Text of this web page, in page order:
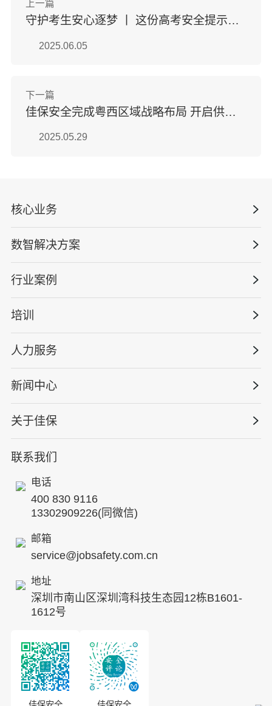
上一篇
守护考生安心逐梦 丨 这份高考安全提示请收好！
2025.06.05
下一篇
佳保安全完成粤西区域战略布局 开启供水安全管控新纪元
2025.05.29
联系我们
电话
400 830 9116
13302909226(同微信)
邮箱
service@jobsafety.com.cn
地址
深圳市南山区深圳湾科技生态园12栋B1601-
1612号
核心业务
数智安全科技
安全战略咨询
管理体系建设
安全技能提升
工程安全服务
巡查监督审计
HSE专家服务
数智解决方案
量化安全云
智慧化系统
智能终端
行业案例
政府安全监管
工程建设/地产物业
能源电力
仓储物流
水利水务
核电工程与运营
其他案例
培训
版权安全课程
行业定制课程
资质与专业技能版权课
国际证书课程
人力服务
高薪岗位
HSE 专家服务
人力资源服务
新闻中心
公司新闻
蛇口安全论坛
关于佳保
公司简介
企业文化
专家团队
发展历程
招贤纳士
ESG
8S安全服务联盟
投资者关系